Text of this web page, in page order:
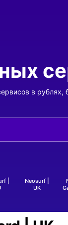
в рублях,
карты
- Оплата подарочной
- Оплата
|
Neosurf |
UK